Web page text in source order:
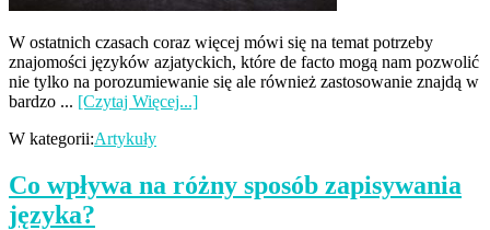
W ostatnich czasach coraz więcej mówi się na temat potrzeby
znajomości języków azjatyckich, które de facto mogą nam pozwolić
nie tylko na porozumiewanie się ale również zastosowanie znajdą w
bardzo ... [Czytaj Więcej...]
W kategorii:Artykuły
Co wpływa na różny sposób zapisywania
języka?